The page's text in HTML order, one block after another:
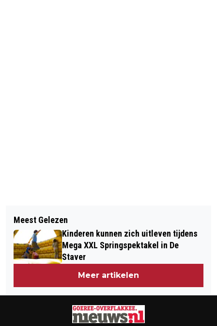
TERUGROEPACTIES VOOR
VERPAKKINGEN HOLLANDSE NIEUWE
MEERDERE AFSLUITINGEN DOOR
WERKZAAMHEDEN
Meest Gelezen
Kinderen kunnen zich uitleven tijdens
Mega XXL Springspektakel in De
Staver
Meer artikelen